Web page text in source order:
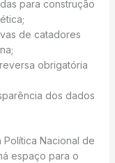
para construção
de catadores
obrigatória
dos dados
Nacional de
espaço para o